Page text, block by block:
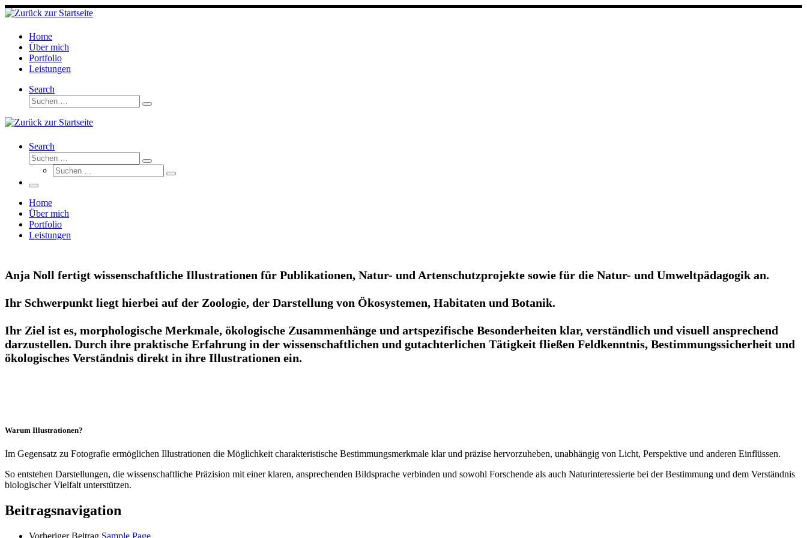
Zum
Inhalt
springen
Home
Über mich
Portfolio
Leistungen
Search
Suche
Suchen …
Search
Suche
Suchen …
Suche
Suchen …
Menü
Home
Über mich
Portfolio
Leistungen
Anja Noll fertigt wissenschaftliche Illustrationen für Publikationen, Natur- und Artenschutzprojekte sowie für die Natur- und Umweltpädagogik an.
Ihr Schwerpunkt liegt hierbei auf der Zoologie, der Darstellung von Ökosystemen, Habitaten und Botanik.
Ihr Ziel ist es, morphologische Merkmale, ökologische Zusammenhänge und artspezifische Besonderheiten klar, verständlich und visuell ansprechend
darzustellen. Durch ihre praktische Erfahrung in der wissenschaftlichen und gutachterlichen Tätigkeit fließen Feldkenntnis, Bestimmungssicherheit und
ökologisches Verständnis direkt in ihre Illustrationen ein.
Warum Illustrationen?
Im Gegensatz zu Fotografie ermöglichen Illustrationen die Möglichkeit charakteristische Bestimmungsmerkmale klar und präzise hervorzuheben, unabhängig von Licht, Perspektive und anderen Einflüssen.
So entstehen Darstellungen, die wissenschaftliche Präzision mit einer klaren, ansprechenden Bildsprache verbinden und sowohl Forschende als auch Naturinteressierte bei der Bestimmung und dem Verständnis
biologischer Vielfalt unterstützen.
Beitragsnavigation